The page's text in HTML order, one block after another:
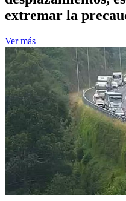
extremar la
Ver más